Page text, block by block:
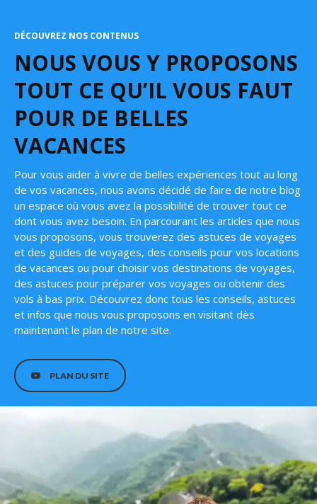
DÉCOUVREZ NOS CONTENUS
NOUS VOUS Y PROPOSONS
TOUT CE QU’IL VOUS FAUT
POUR DE BELLES
VACANCES
Pour vous aider à vivre de belles expériences tout au long
de vos vacances, nous avons décidé de faire de notre blog
un espace où vous avez la possibilité de trouver tout ce
dont vous avez besoin. En parcourant les articles que nous
vous proposons, vous trouverez des astuces de voyages
et des guides de voyages, des conseils pour vos locations
de vacances ou pour choisir vos destinations de voyages,
des astuces pour préparer vos voyages ou obtenir des
vols à bas prix. Découvrez donc tous les conseils, astuces
et infos que nous vous proposons en visitant dès
maintenant le plan de notre site.
PLAN DU SITE